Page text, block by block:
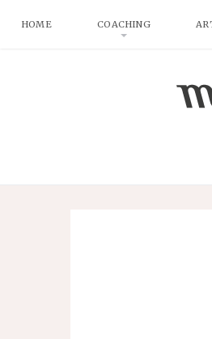
HOME COACHING